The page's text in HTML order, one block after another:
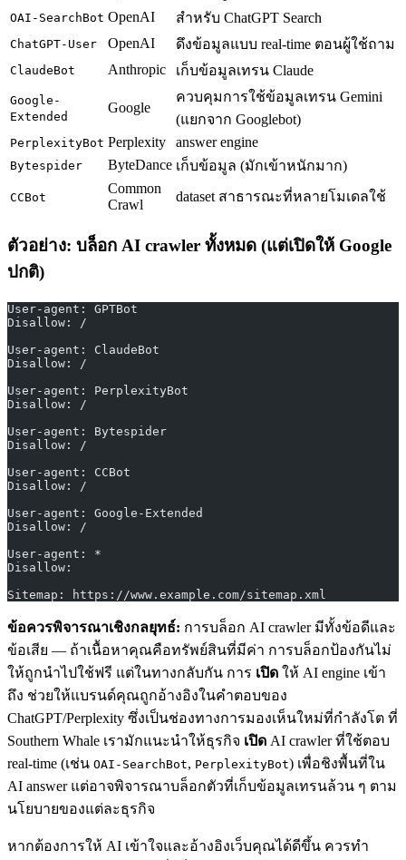
OAI-SearchBot OpenAI สำหรับ ChatGPT Search
ChatGPT-User OpenAI ดึงข้อมูลแบบ real-time ตอนผู้ใช้ถาม
ClaudeBot Anthropic เก็บข้อมูลเทรน Claude
Google-
Extended
Google
ควบคุมการใช้ข้อมูลเทรน Gemini
(แยกจาก Googlebot)
PerplexityBot Perplexity answer engine
Bytespider ByteDance เก็บข้อมูล (มักเข้าหนักมาก)
CCBot
Common
Crawl
dataset สาธารณะที่หลายโมเดลใช้
ตัวอย่าง: บล็อก AI crawler ทั้งหมด (แต่เปิดให้ Google
ปกติ)
User-agent: GPTBot
Disallow: /
User-agent: ClaudeBot
Disallow: /
User-agent: PerplexityBot
Disallow: /
User-agent: Bytespider
Disallow: /
User-agent: CCBot
Disallow: /
User-agent: Google-Extended
Disallow: /
User-agent: *
Disallow:
Sitemap: https://www.example.com/sitemap.xml
ข้อควรพิจารณาเชิงกลยุทธ์: การบล็อก AI crawler มีทั้งข้อดีและ
ข้อเสีย — ถ้าเนื้อหาคุณคือทรัพย์สินที่มีค่า การบล็อกป้องกันไม่
ให้ถูกนำไปใช้ฟรี แต่ในทางกลับกัน การ เปิด ให้ AI engine เข้า
ถึง ช่วยให้แบรนด์คุณถูกอ้างอิงในคำตอบของ
ChatGPT/Perplexity ซึ่งเป็นช่องทางการมองเห็นใหม่ที่กำลังโต ที่
Southern Whale เรามักแนะนำให้ธุรกิจ เปิด AI crawler ที่ใช้ตอบ
real-time (เช่น OAI-SearchBot, PerplexityBot) เพื่อชิงพื้นที่ใน
AI answer แต่อาจพิจารณาบล็อกตัวที่เก็บข้อมูลเทรนล้วน ๆ ตาม
นโยบายของแต่ละธุรกิจ
หากต้องการให้ AI เข้าใจและอ้างอิงเว็บคุณได้ดีขึ้น ควรทำ